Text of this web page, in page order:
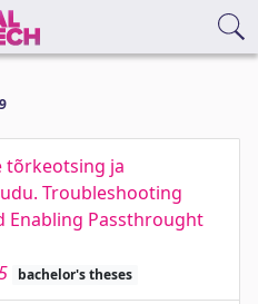
tõrkeotsing ja
Troubleshooting
Enabling Passthrought
bachelor's theses